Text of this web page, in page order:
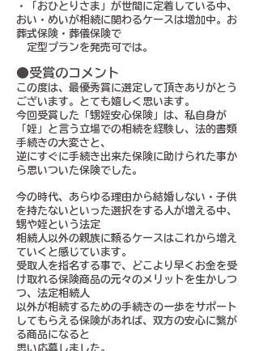
・「おひとりさま」が世間に定着している中、
おい・めいが相続に関わるケースは増加中。お
葬式保険・葬儀保険で
定型プランを発売可では。
●受賞のコメント
この度は、最優秀賞に選定して頂きありがとう
ございます。とても嬉しく思います。
今回受賞した「甥姪安心保険」は、私自身が
「姪」と言う立場での相続を経験し、法的書類
手続きの大変さと、
逆にすぐに手続き出来た保険に助けられた事か
ら思いついた保険でした。
今の時代、あらゆる理由から結婚しない・子供
を持たないといった選択をする人が増える中、
甥や姪という法定
相続人以外の親族に頼るケースはこれから増え
ていくと感じています。
受取人を指名する事で、どこより早くお金を受
け取れる保険商品の元々のメリットを生かしつ
つ、法定相続人
以外が相続するための手続きの一歩をサポート
してもらえる保険があれば、双方の安心に繋が
る商品になると
思い応募しました。